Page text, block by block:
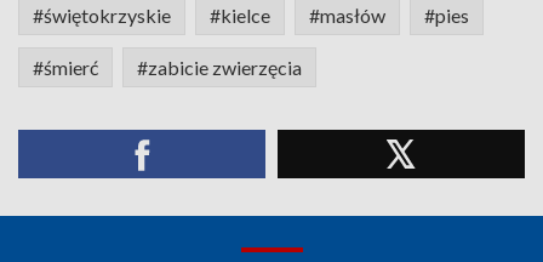
#świętokrzyskie #kielce #masłów #pies
#śmierć #zabicie zwierzęcia